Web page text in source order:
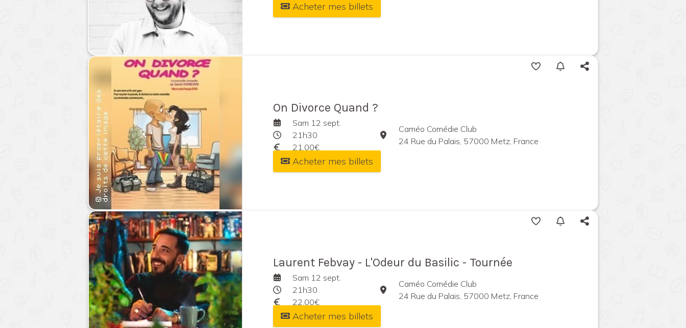
Acheter mes billets
On Divorce Quand ?
Sam 12 sept.
21h30
21,00€
Caméo Comédie Club
24 Rue du Palais, 57000 Metz, France
Acheter mes billets
Laurent Febvay - L'Odeur du Basilic - Tournée
Sam 12 sept.
21h30
22,00€
Caméo Comédie Club
24 Rue du Palais, 57000 Metz, France
Acheter mes billets